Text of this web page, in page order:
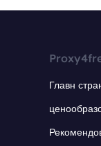
Главн